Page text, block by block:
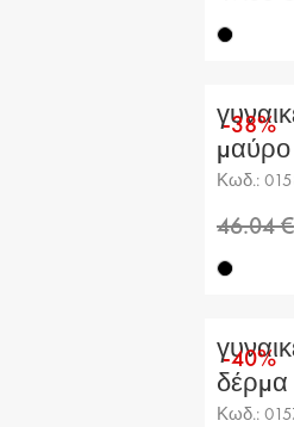
-38%
μαύρο
Κωδ.:
-40%
Κωδ.: